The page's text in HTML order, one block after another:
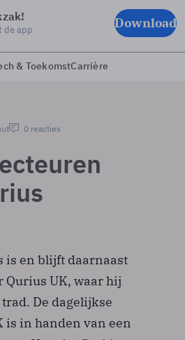
de app Download
& ToekomstCarrière
0 reacties
is en blijft daarnaast
UK, waar hij
De dagelijkse
is in handen van een